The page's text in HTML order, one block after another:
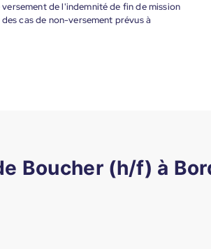
de l'indemnité de fin de mission
cas de non-versement prévus à
Boucher (h/f) à